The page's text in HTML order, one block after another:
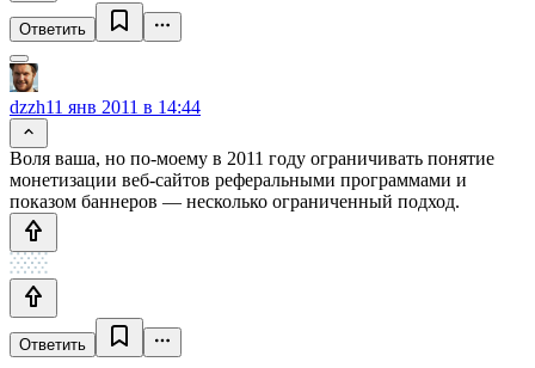
Ответить
dzzh11 янв 2011 в 14:44
Воля ваша, но по-моему в 2011 году ограничивать понятие
монетизации веб-сайтов реферальными программами и
показом баннеров — несколько ограниченный подход.
Ответить